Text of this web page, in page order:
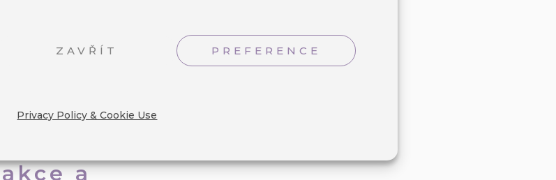
ZAVŘÍT PREFERENCE
Privacy Policy & Cookie Use
jak takovou
PŘEČÍST VÍCE
a